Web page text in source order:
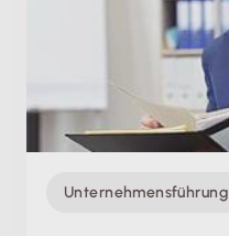
Unternehmensführung